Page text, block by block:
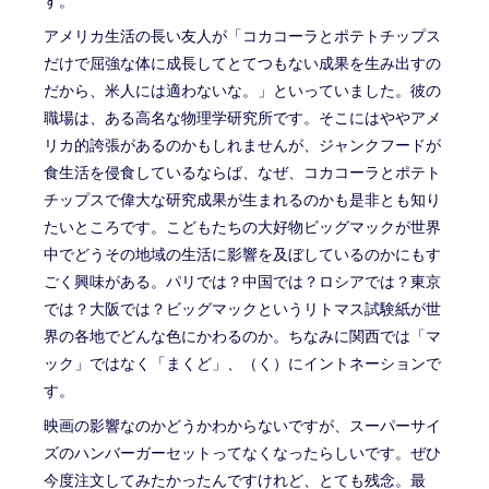
アメリカ生活の長い友人が「コカコーラとポテトチップス
だけで屈強な体に成長してとてつもない成果を生み出すの
だから、米人には適わないな。」といっていました。彼の
職場は、ある高名な物理学研究所です。そこにはややアメ
リカ的誇張があるのかもしれませんが、ジャンクフードが
食生活を侵食しているならば、なぜ、コカコーラとポテト
チップスで偉大な研究成果が生まれるのかも是非とも知り
たいところです。こどもたちの大好物ビッグマックが世界
中でどうその地域の生活に影響を及ぼしているのかにもす
ごく興味がある。パリでは？中国では？ロシアでは？東京
では？大阪では？ビッグマックというリトマス試験紙が世
界の各地でどんな色にかわるのか。ちなみに関西では「マ
ック」ではなく「まくど」、（く）にイントネーションで
す。
映画の影響なのかどうかわからないですが、スーパーサイ
ズのハンバーガーセットってなくなったらしいです。ぜひ
今度注文してみたかったんですけれど、とても残念。最